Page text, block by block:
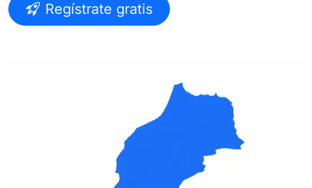
Regístrate gratis